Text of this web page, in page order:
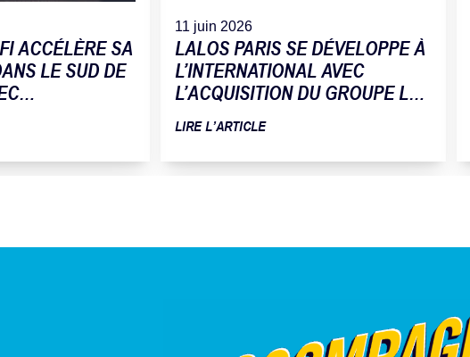
ACCÉLÈRE SA
LE SUD DE
11 juin 2026
LALOS PARIS SE DÉVELOPPE À
L’INTERNATIONAL AVEC
L’ACQUISITION DU GROUPE LA
LIRE L’ARTICLE